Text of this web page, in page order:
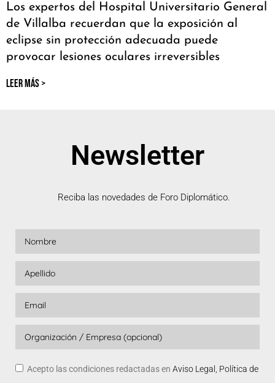
Los expertos del Hospital Universitario General
de Villalba recuerdan que la exposición al
eclipse sin protección adecuada puede
provocar lesiones oculares irreversibles
LEER MÁS >
Newsletter
Reciba las novedades de Foro Diplomático.
Acepto las condiciones redactadas en Aviso Legal, Política de